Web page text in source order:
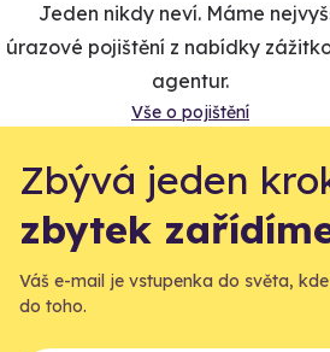
Jeden nikdy neví. Máme
úrazové pojištění z nabídky
agentur.
Vše o pojištění
Zbývá jeden
zbytek
Váš e-mail je vstupenka do světa,
do toho.